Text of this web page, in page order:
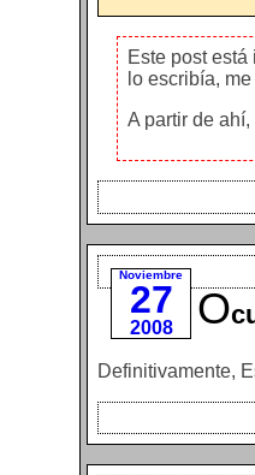
Este post
lo escribía,
A partir de
Noviembre
27
2008 O
Definitivamente,